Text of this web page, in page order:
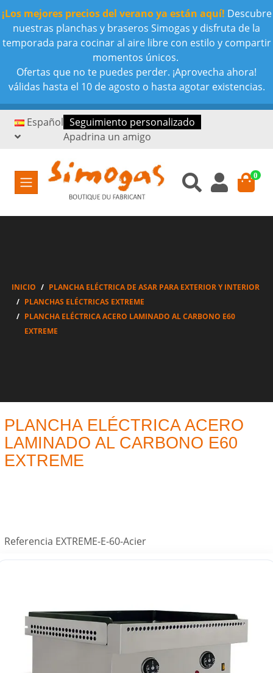
¡Los mejores precios del verano ya están aquí! Descubre
nuestras planchas y braseros Simogas y disfruta de la
temporada para cocinar al aire libre con estilo y compartir
momentos únicos.
Ofertas que no te puedes perder. ¡Aprovecha ahora!
válidas hasta el 10 de agosto o hasta agotar existencias.
Español Seguimiento personalizado
Apadrina un amigo
0
INICIO
PLANCHA ELÉCTRICA DE ASAR PARA EXTERIOR Y INTERIOR
PLANCHAS ELÉCTRICAS EXTREME
PLANCHA ELÉCTRICA ACERO LAMINADO AL CARBONO E60
EXTREME
PLANCHA ELÉCTRICA ACERO
LAMINADO AL CARBONO E60
EXTREME
Referencia EXTREME-E-60-Acier